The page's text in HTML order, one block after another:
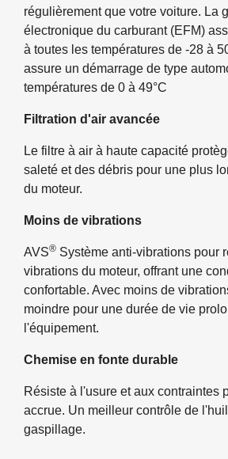
régulièrement que votre voiture. La
électronique du carburant (EFM)
à toutes les températures de -28 à
assure un démarrage de type
températures de 0 à 49°C
Filtration d'air avancée
Le filtre à air à haute capacité
saleté et des débris pour une plus
du moteur.
Moins de vibrations
AVS® Système anti-vibrations pour
vibrations du moteur, offrant une
confortable. Avec moins de
moindre pour une durée de vie
l'équipement.
Chemise en fonte durable
Résiste à l'usure et aux contraintes
accrue. Un meilleur contrôle de
gaspillage.